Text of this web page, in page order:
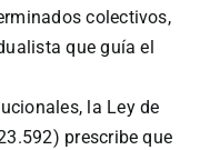
colectivos,
que guía el
la Ley de
prescribe que